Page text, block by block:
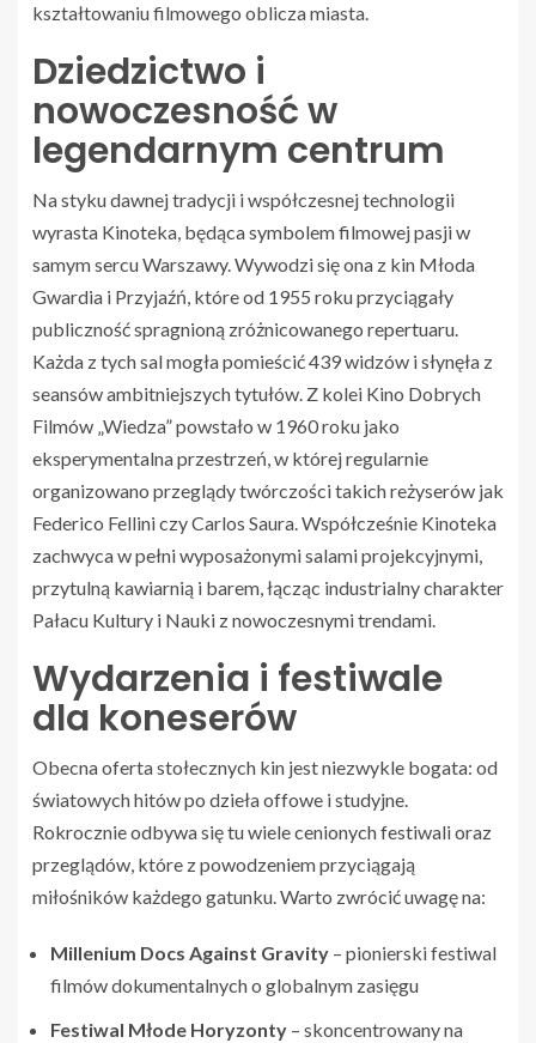
kształtowaniu filmowego oblicza miasta.
Dziedzictwo i
nowoczesność w
legendarnym centrum
Na styku dawnej tradycji i współczesnej technologii
wyrasta Kinoteka, będąca symbolem filmowej pasji w
samym sercu Warszawy. Wywodzi się ona z kin Młoda
Gwardia i Przyjaźń, które od 1955 roku przyciągały
publiczność spragnioną zróżnicowanego repertuaru.
Każda z tych sal mogła pomieścić 439 widzów i słynęła z
seansów ambitniejszych tytułów. Z kolei Kino Dobrych
Filmów „Wiedza” powstało w 1960 roku jako
eksperymentalna przestrzeń, w której regularnie
organizowano przeglądy twórczości takich reżyserów jak
Federico Fellini czy Carlos Saura. Współcześnie Kinoteka
zachwyca w pełni wyposażonymi salami projekcyjnymi,
przytulną kawiarnią i barem, łącząc industrialny charakter
Pałacu Kultury i Nauki z nowoczesnymi trendami.
Wydarzenia i festiwale
dla koneserów
Obecna oferta stołecznych kin jest niezwykle bogata: od
światowych hitów po dzieła offowe i studyjne.
Rokrocznie odbywa się tu wiele cenionych festiwali oraz
przeglądów, które z powodzeniem przyciągają
miłośników każdego gatunku. Warto zwrócić uwagę na:
Millenium Docs Against Gravity – pionierski festiwal
filmów dokumentalnych o globalnym zasięgu
Festiwal Młode Horyzonty – skoncentrowany na